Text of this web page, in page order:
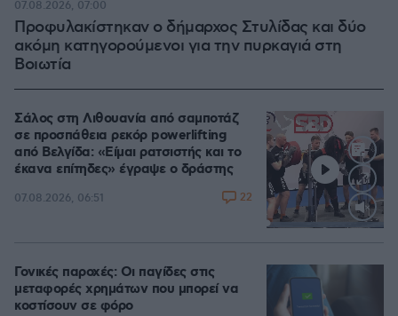
Προφυλακίστηκαν ο δήμαρχος Στυλίδας και δύο
ακόμη κατηγορούμενοι για την πυρκαγιά στη
Βοιωτία
07.08.2026, 07:00
Loaded
Σάλος στη Λιθουανία από σαμποτάζ
σε προσπάθεια ρεκόρ powerlifting
από Βελγίδα: «Είμαι ρατσιστής και το
έκανα επίτηδες» έγραψε ο δράστης
07.08.2026, 06:51 22
Γονικές παροχές: Οι παγίδες στις
μεταφορές χρημάτων που μπορεί να
κοστίσουν σε φόρο